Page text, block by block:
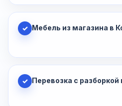
✓ Мебель из магазина в
✓ Перевозка с разборкой